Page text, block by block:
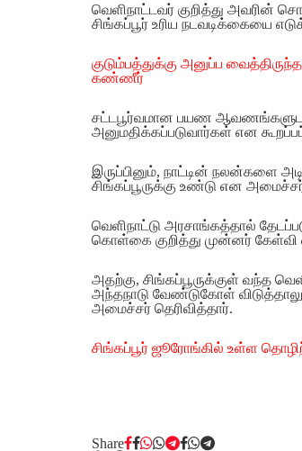
வெளிநாட்டவர் குறித்து அவரின்
சிங்கப்பூர் உரிய நடவடிக்கையை
குடும்பத்துக்கு அனுப்ப
கண்ணீர்
சட்டபூர்வமான பயண ஆவணங்களுடன்
அனுமதிக்கப்படுவார்கள் என
இருப்பினும், நாட்டின் நலன்களை
சிங்கப்பூருக்கு உண்டு என
வெளிநாட்டு அரசாங்கத்தால்
கொள்கை குறித்து முன்னர் கேள்வி
அதற்கு, சிங்கப்பூருக்குள் வந்த
அந்தநாடு வேண்டுகோள்
அமைச்சர் தெரிவித்தார்.
சிங்கப்பூர் ஜூரோங்கில் உள்ள
Share